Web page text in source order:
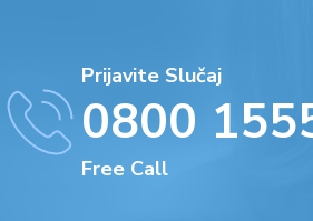
Prijavite Slučaj
0800
Free Call